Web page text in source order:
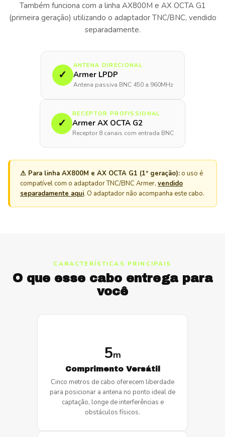
Também funciona com a linha AX800M e AX OCTA G1
(primeira geração) utilizando o adaptador TNC/BNC, vendido
separadamente.
✓
ANTENA DIRECIONAL
Armer LPDP
Antena passiva BNC 450 a 960MHz
✓
RECEPTOR PROFISSIONAL
Armer AX OCTA G2
Receptor 8 canais com entrada BNC
⚠ Para linha AX800M e AX OCTA G1 (1ª geração): o uso é
compatível com o adaptador TNC/BNC Armer, vendido
separadamente aqui. O adaptador não acompanha este cabo.
CARACTERÍSTICAS PRINCIPAIS
O que esse cabo entrega para
você
5m
Comprimento Versátil
Cinco metros de cabo oferecem liberdade
para posicionar a antena no ponto ideal de
captação, longe de interferências e
obstáculos físicos.